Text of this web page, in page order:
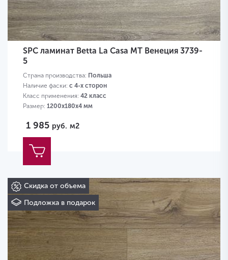
SPC ламинат Betta La Casa MT Венеция 3739-
5
Страна производства: Польша
Наличие фаски: с 4-х сторон
Класс применения: 42 класс
Размер: 1200х180х4 мм
1 985 руб. м2
Скидка от объема
Подложка в подарок